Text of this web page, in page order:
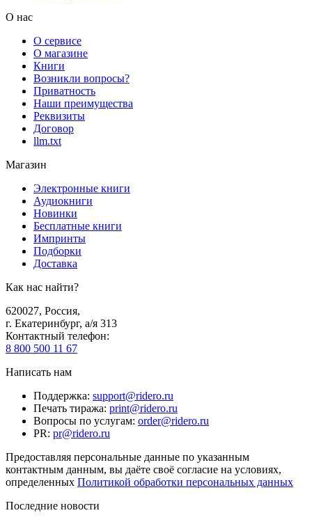
О нас
О сервисе
О магазине
Книги
Возникли вопросы?
Приватность
Наши преимущества
Реквизиты
Договор
llm.txt
Магазин
Электронные книги
Аудиокниги
Новинки
Бесплатные книги
Импринты
Подборки
Доставка
Как нас найти?
620027, Россия,
г. Екатеринбург, а/я 313
Контактный телефон:
8 800 500 11 67
Написать нам
Поддержка: support@ridero.ru
Печать тиража: print@ridero.ru
Вопросы по услугам: order@ridero.ru
PR: pr@ridero.ru
Предоставляя персональные данные по указанным
контактным данным, вы даёте своё согласие на условиях,
определенных Политикой обработки персональных данных
Последние новости